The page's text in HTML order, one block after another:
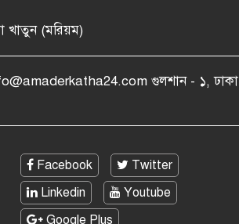
খাতুন (মরিয়ম)
গুলশান - ১, ঢাকা
Facebook
Twitter
Linkedin
Youtube
Google Plus